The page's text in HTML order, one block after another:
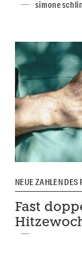
simone
NEUE ZAHLEN DES
Fast